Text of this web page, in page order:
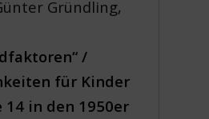
Gründling,
/
für Kinder
14 in den 1950er